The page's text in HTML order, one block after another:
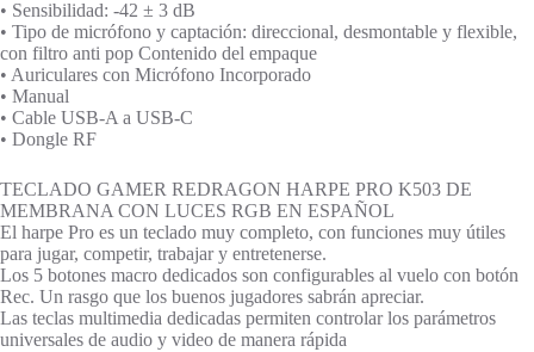
• Sensibilidad: -42 ± 3 dB
• Tipo de micrófono y captación: direccional, desmontable y flexible,
con filtro anti pop Contenido del empaque
• Auriculares con Micrófono Incorporado
• Manual
• Cable USB-A a USB-C
• Dongle RF
TECLADO GAMER REDRAGON HARPE PRO K503 DE
MEMBRANA CON LUCES RGB EN ESPAÑOL
El harpe Pro es un teclado muy completo, con funciones muy útiles
para jugar, competir, trabajar y entretenerse.
Los 5 botones macro dedicados son configurables al vuelo con botón
Rec. Un rasgo que los buenos jugadores sabrán apreciar.
Las teclas multimedia dedicadas permiten controlar los parámetros
universales de audio y video de manera rápida